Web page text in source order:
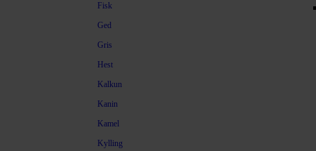
Fisk
Ged
Gris
Hest
Kalkun
Kanin
Kamel
Kylling